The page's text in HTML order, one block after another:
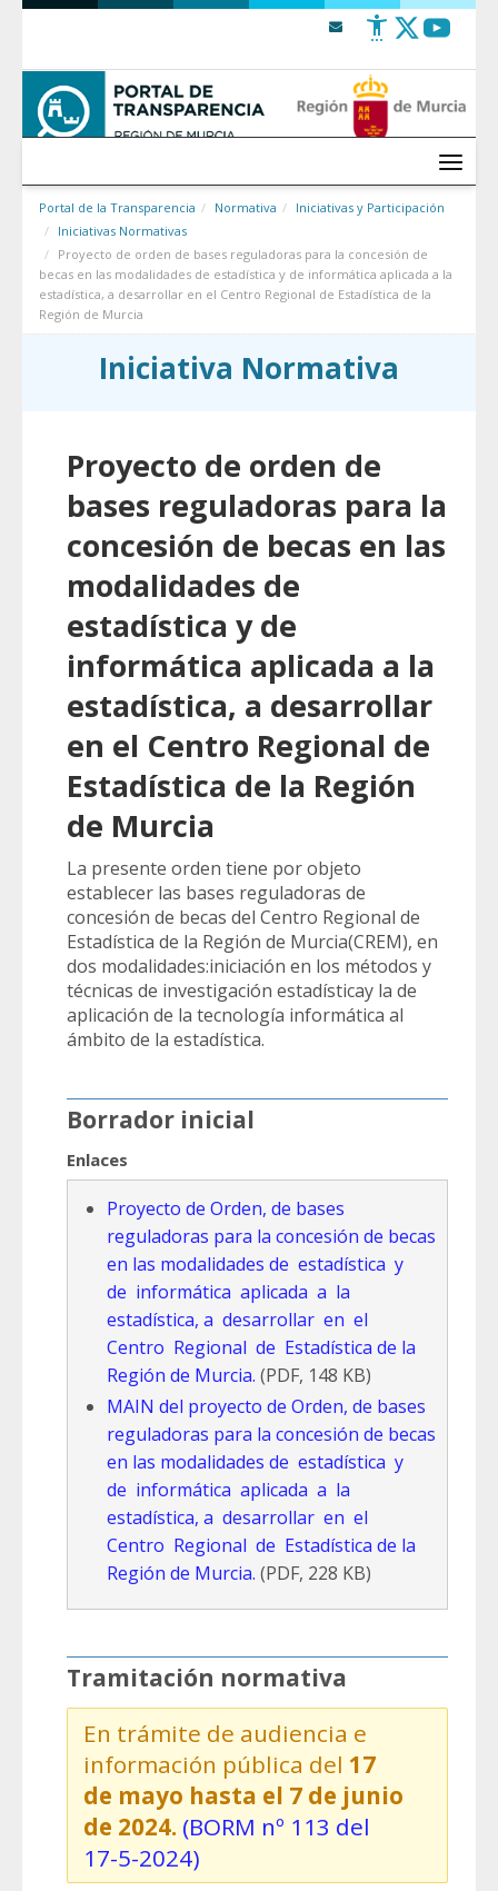
Saltar al contenido
Menú
Portal de la Transparencia Normativa
Iniciativas y Participación
Iniciativas Normativas
Proyecto de orden de bases reguladoras para la concesión de
becas en las modalidades de estadística y de informática aplicada a la
estadística, a desarrollar en el Centro Regional de Estadística de la
Región de Murcia
Iniciativa Normativa
Proyecto de orden de
bases reguladoras para la
concesión de becas en las
modalidades de
estadística y de
informática aplicada a la
estadística, a desarrollar
en el Centro Regional de
Estadística de la Región
de Murcia
La presente orden tiene por objeto
establecer las bases reguladoras de
concesión de becas del Centro Regional de
Estadística de la Región de Murcia(CREM), en
dos modalidades:iniciación en los métodos y
técnicas de investigación estadísticay la de
aplicación de la tecnología informática al
ámbito de la estadística.
Borrador inicial
Enlaces
Proyecto de Orden, de bases
reguladoras para la concesión de becas
en las modalidades de estadística y
de informática aplicada a la
estadística, a desarrollar en el
Centro Regional de Estadística de la
Región de Murcia. (PDF, 148 KB)
MAIN del proyecto de Orden, de bases
reguladoras para la concesión de becas
en las modalidades de estadística y
de informática aplicada a la
estadística, a desarrollar en el
Centro Regional de Estadística de la
Región de Murcia. (PDF, 228 KB)
Tramitación normativa
En trámite de audiencia e
información pública del 17
de mayo hasta el 7 de junio
de 2024. (BORM nº 113 del
17-5-2024)